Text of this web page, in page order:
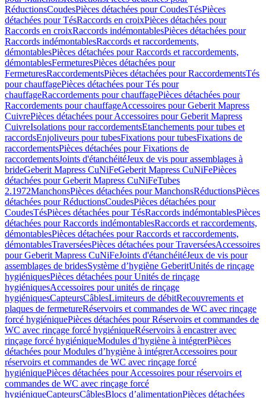
RéductionsCoudesPièces détachées pour CoudesTésPièces
détachées pour TésRaccords en croixPièces détachées pour
Raccords en croixRaccords indémontablesPièces détachées pour
Raccords indémontablesRaccords et raccordements,
démontablesPièces détachées pour Raccords et raccordements,
démontablesFermeturesPièces détachées pour
FermeturesRaccordementsPièces détachées pour RaccordementsTés
pour chauffagePièces détachées pour Tés pour
chauffageRaccordements pour chauffagePièces détachées pour
Raccordements pour chauffageAccessoires pour Geberit Mapress
CuivrePièces détachées pour Accessoires pour Geberit Mapress
CuivreIsolations pour raccordementsEtanchements pour tubes et
raccordsEnjoliveurs pour tubesFixations pour tubesFixations de
raccordementsPièces détachées pour Fixations de
raccordementsJoints d'étanchéitéJeux de vis pour assemblages à
brideGeberit Mapress CuNiFeGeberit Mapress CuNiFePièces
détachées pour Geberit Mapress CuNiFeTubes
2.1972ManchonsPièces détachées pour ManchonsRéductionsPièces
détachées pour RéductionsCoudesPièces détachées pour
CoudesTésPièces détachées pour TésRaccords indémontablesPièces
détachées pour Raccords indémontablesRaccords et raccordements,
démontablesPièces détachées pour Raccords et raccordements,
démontablesTraverséesPièces détachées pour TraverséesAccessoires
pour Geberit Mapress CuNiFeJoints d'étanchéitéJeux de vis pour
assemblages de bridesSystème d’hygiène GeberitUnités de rinçage
hygiéniquesPièces détachées pour Unités de rinçage
hygiéniquesAccessoires pour unités de rinçage
hygiéniquesCapteursCâblesLimiteurs de débitRecouvrements et
plaques de fermetureRéservoirs et commandes de WC avec rinçage
forcé hygiéniquePièces détachées pour Réservoirs et commandes de
WC avec rinçage forcé hygiéniqueRéservoirs à encastrer avec
rinçage forcé hygiéniqueModules d’hygiène à intégrerPièces
détachées pour Modules d’hygiène à intégrerAccessoires pour
réservoirs et commandes de WC avec rinçage forcé
hygiéniquePièces détachées pour Accessoires pour réservoirs et
commandes de WC avec rinçage forcé
hygiéniqueCapteursCâblesBlocs d’alimentationPièces détachées